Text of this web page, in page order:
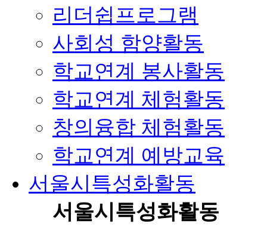
리더쉽프로그램
사회성 함양활동
학교연계 봉사활동
학교연계 체험활동
창의융합 체험활동
학교연계 예방교육
서울시특성화활동
서울시특성화활동